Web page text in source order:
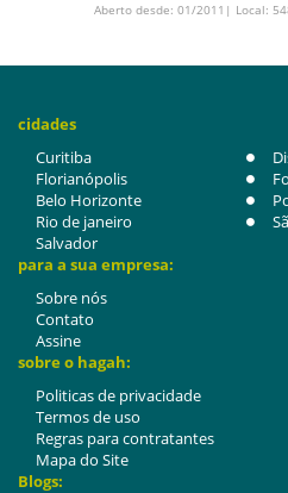
Aberto desde: 01/2011| Local:
cidades
Curitiba
Florianópolis
Belo Horizonte
Rio de janeiro
Salvador
para a sua empresa:
Sobre nós
Contato
Assine
sobre o hagah:
Politicas de privacidade
Termos de uso
Regras para contratantes
Mapa do Site
Blogs: